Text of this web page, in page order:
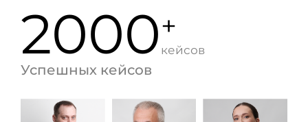
2000+
кейсов
Успешных кейсов